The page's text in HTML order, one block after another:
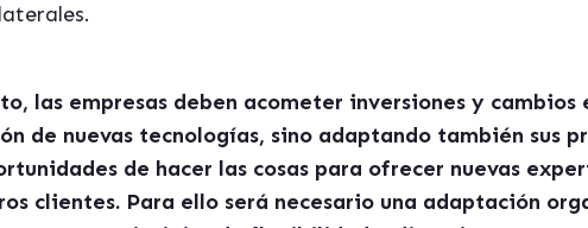
las empresas deben acometer inversiones y cambios
de nuevas tecnologías, sino adaptando también sus
de hacer las cosas para ofrecer nuevas
clientes. Para ello será necesario una adaptación